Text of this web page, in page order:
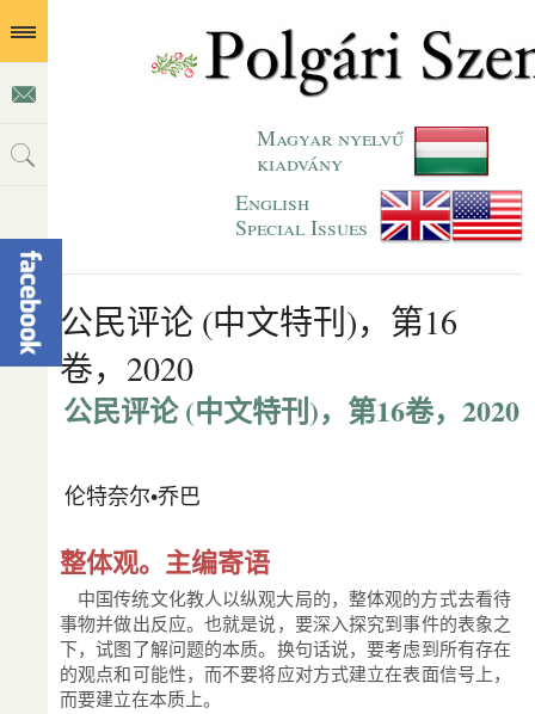
Magyar nyelvű
kiadvány
English
Special Issues
公民评论 (中文特刊)，第16
卷，2020
公民评论 (中文特刊)，第16卷，2020
伦特奈尔•乔巴
整体观。主编寄语
中国传统文化教人以纵观大局的，整体观的方式去看待
事物并做出反应。也就是说，要深入探究到事件的表象之
下，试图了解问题的本质。换句话说，要考虑到所有存在
的观点和可能性，而不要将应对方式建立在表面信号上，
而要建立在本质上。